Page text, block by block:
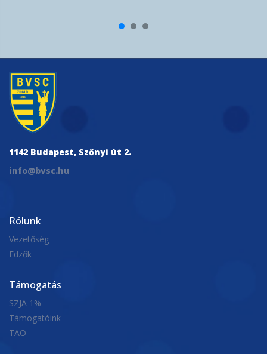
1142 Budapest, Szőnyi út 2.
info@bvsc.hu
Rólunk
Vezetőség
Edzők
Támogatás
SZJA 1%
Támogatóink
TAO